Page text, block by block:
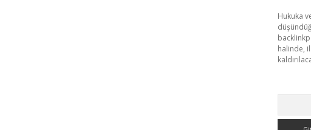
Hukuka
halinde,